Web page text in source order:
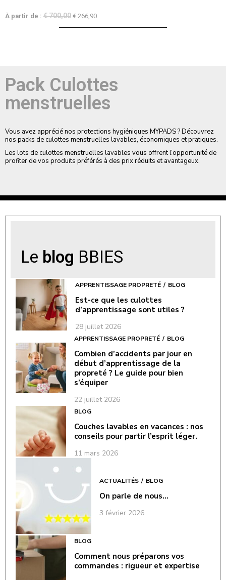
À partir de : €700,00 € 266,90
Pack Culottes
menstruelles
Vous avez apprécié nos protections hygiéniques MYPADS ? Découvrez
nos packs de culottes menstruelles lavables, économiques et pratiques.
Les lots de culottes menstruelles lavables vous offrent l’opportunité de
profiter de vos produits préférés à des prix réduits et avantageux.
Le blog BBIES
APPRENTISSAGE PROPRETÉ BLOG
Est-ce que les culottes
d’apprentissage sont utiles ?
28 juillet 2026
APPRENTISSAGE PROPRETÉ BLOG
Combien d’accidents par jour en
début d’apprentissage de la
propreté ? Le guide pour bien
s’équiper
22 juillet 2026
BLOG
Couches lavables en vacances : nos
conseils pour partir l’esprit léger.
11 mars 2026
ACTUALITÉS BLOG
On parle de nous…
3 février 2026
BLOG
Comment nous préparons vos
commandes : rigueur et expertise